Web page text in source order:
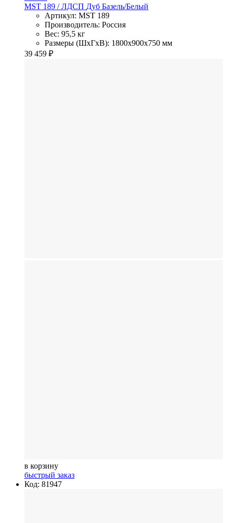
MST 189 / ЛДСП Дуб Базель/Белый
Артикул: MST 189
Производитель: Россия
Вес: 95,5 кг
Размеры (ШхГхВ): 1800x900x750 мм
39 459 ₽
в корзину
быстрый заказ
Код: 81947